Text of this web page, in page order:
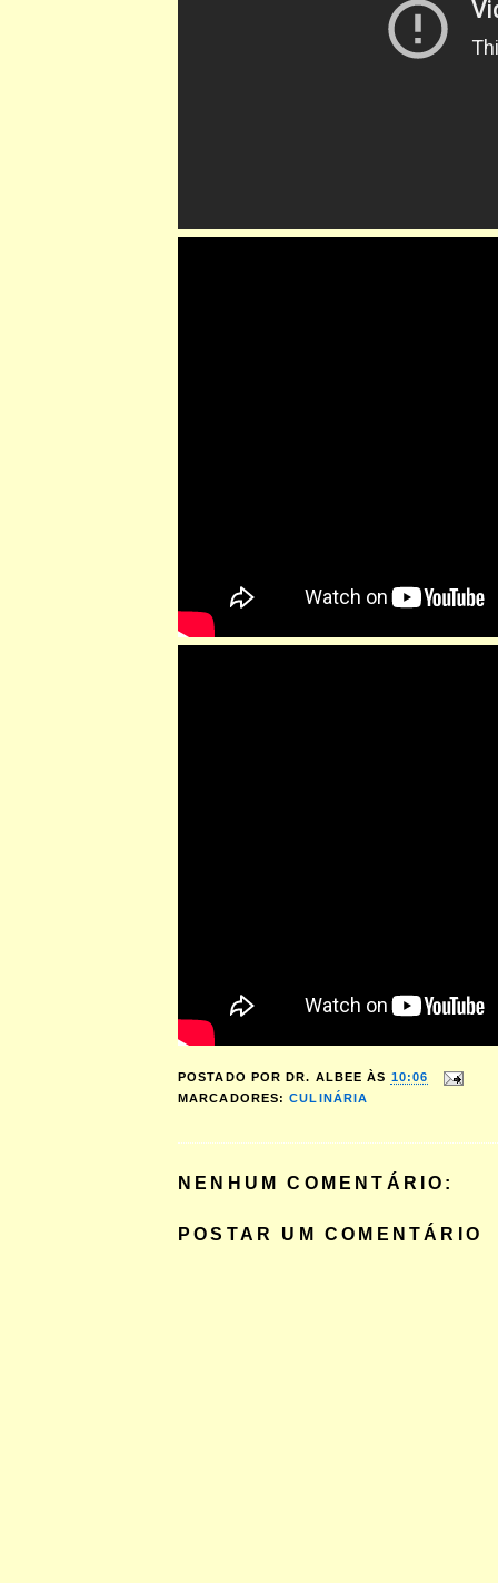
POSTADO POR DR. ALBEE ÀS 10:06
MARCADORES:CULINÁRIA
NENHUM COMENTÁRIO:
POSTAR UM COMENTÁRIO